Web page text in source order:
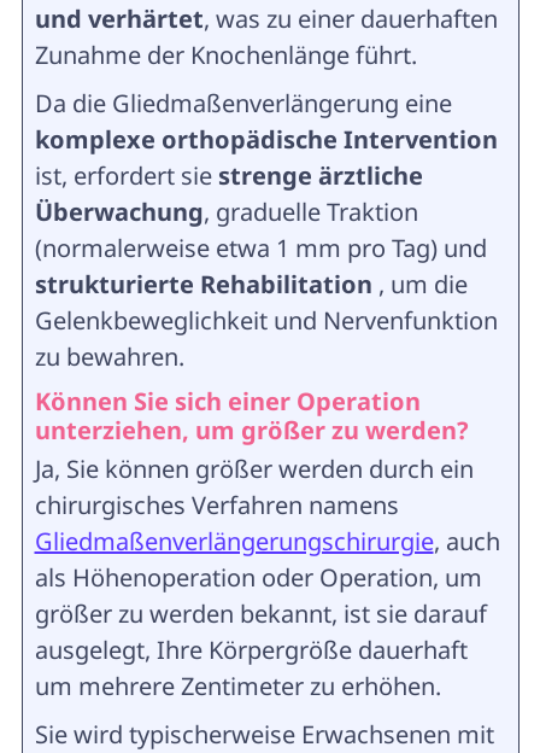
und verhärtet, was zu einer dauerhaften
Zunahme der Knochenlänge führt.
Da die Gliedmaßenverlängerung eine
komplexe orthopädische Intervention
ist, erfordert sie strenge ärztliche
Überwachung, graduelle Traktion
(normalerweise etwa 1 mm pro Tag) und
strukturierte Rehabilitation , um die
Gelenkbeweglichkeit und Nervenfunktion
zu bewahren.
Können Sie sich einer Operation
unterziehen, um größer zu werden?
Ja, Sie können größer werden durch ein
chirurgisches Verfahren namens
Gliedmaßenverlängerungschirurgie, auch
als Höhenoperation oder Operation, um
größer zu werden bekannt, ist sie darauf
ausgelegt, Ihre Körpergröße dauerhaft
um mehrere Zentimeter zu erhöhen.
Sie wird typischerweise Erwachsenen mit